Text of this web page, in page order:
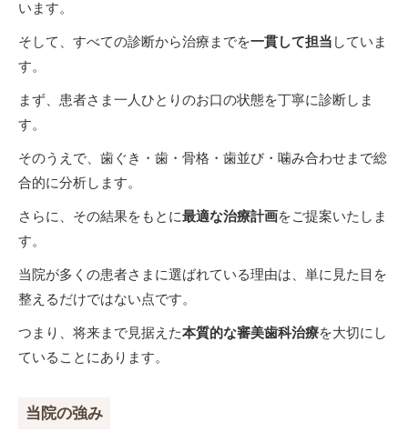
います。
そして、すべての診断から治療までを一貫して担当 していま
す。
まず、患者さま一人ひとりのお口の状態を丁寧に診断しま
す。
そのうえで、歯ぐき・歯・骨格・歯並び・噛み合わせまで総
合的に分析します。
さらに、その結果をもとに最適な治療計画をご提案いたしま
す。
当院が多くの患者さまに選ばれている理由は、単に見た目を
整えるだけではない点です。
つまり、将来まで見据えた本質的な審美歯科治療を大切にし
ていることにあります。
当院の強み